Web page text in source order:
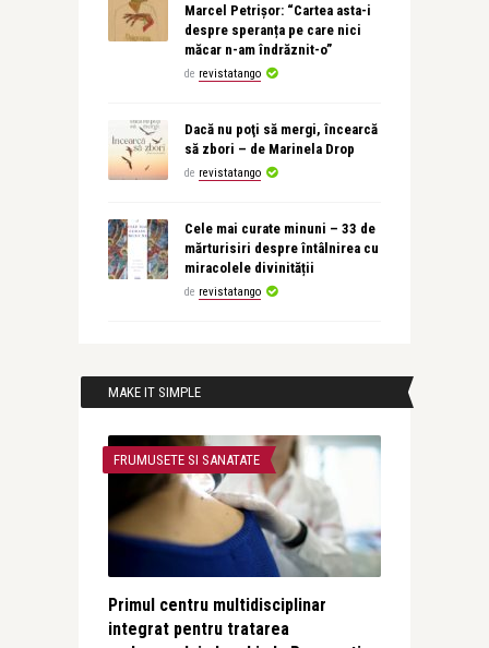
Marcel Petrișor: “Cartea asta-i
despre speranța pe care nici
măcar n-am îndrăznit-o”
de revistatango
Dacă nu poţi să mergi, încearcă
să zbori – de Marinela Drop
de revistatango
Cele mai curate minuni – 33 de
mărturisiri despre întâlnirea cu
miracolele divinității
de revistatango
MAKE IT SIMPLE
FRUMUSETE SI SANATATE
Primul centru multidisciplinar
integrat pentru tratarea